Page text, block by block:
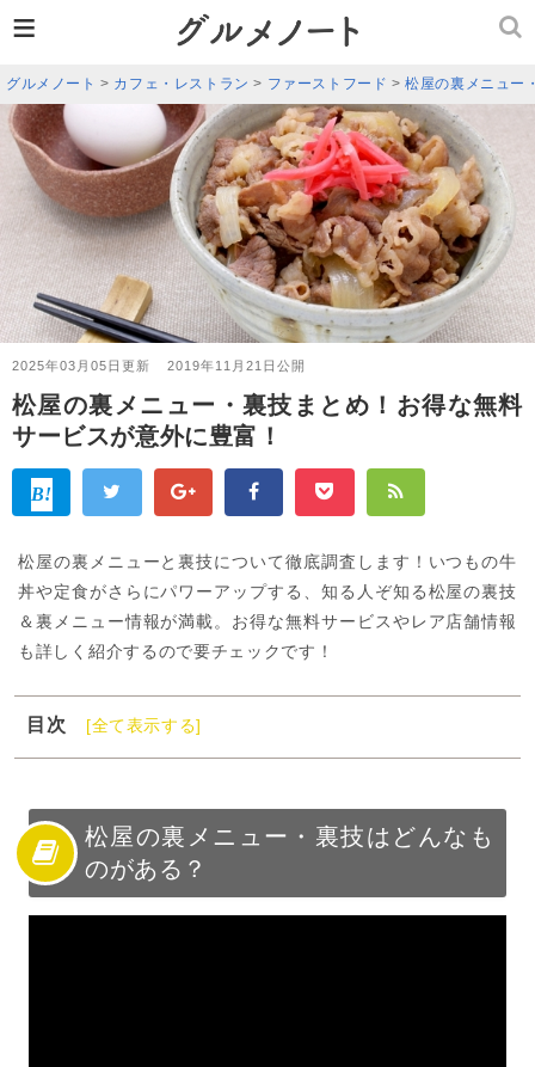
グルメノート > カフェ・レストラン > ファーストフード >松屋の裏メニュー
2025年03月05日更新 2019年11月21日公開
松屋の裏メニュー・裏技まとめ！お得な無料
サービスが意外に豊富！
松屋の裏メニューと裏技について徹底調査します！いつもの牛
丼や定食がさらにパワーアップする、知る人ぞ知る松屋の裏技
＆裏メニュー情報が満載。お得な無料サービスやレア店舗情報
も詳しく紹介するので要チェックです！
目次
[全て表示する]
1
松屋の裏メニュー・裏技はどんなものがある？
3
松屋の裏技8選
4
松屋のレア店舗一覧
5
松屋の裏メニュー・裏技まとめ
松屋の裏メニュー・裏技はどんなも
のがある？
≡